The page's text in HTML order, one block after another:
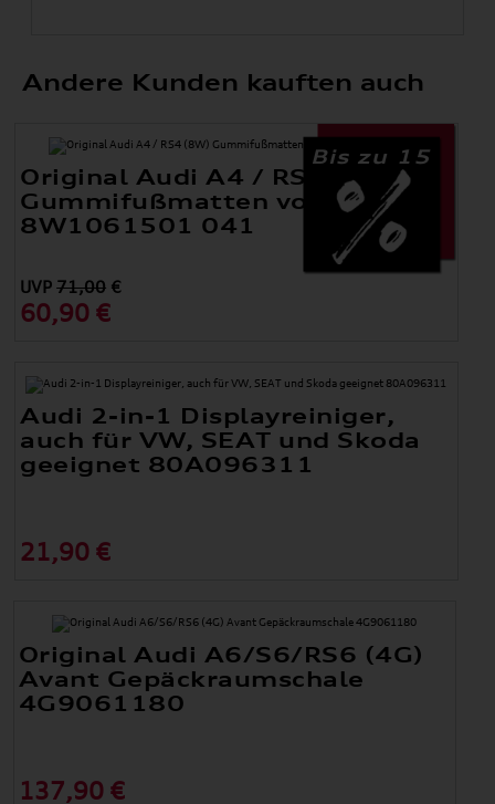
Andere Kunden kauften auch
Bis zu 15
Original Audi A4 / RS4 (8W)
Gummifußmatten vorne
8W1061501 041
UVP71,00 €
60,90 €
Audi 2-in-1 Displayreiniger,
auch für VW, SEAT und Skoda
geeignet 80A096311
21,90 €
Original Audi A6/S6/RS6 (4G)
Avant Gepäckraumschale
4G9061180
137,90 €